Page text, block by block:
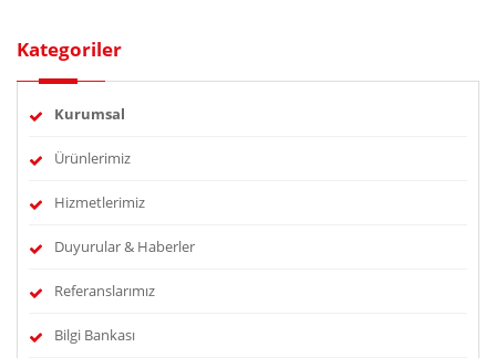
Kategoriler
Kurumsal
Ürünlerimiz
Hizmetlerimiz
Duyurular & Haberler
Referanslarımız
Bilgi Bankası